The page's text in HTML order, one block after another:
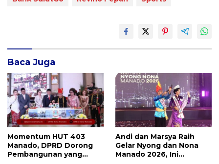
Baca Juga
Momentum HUT 403
Manado, DPRD Dorong
Pembangunan yang
Andi dan Marsya Raih
Gelar Nyong dan Nona
Manado 2026, Ini